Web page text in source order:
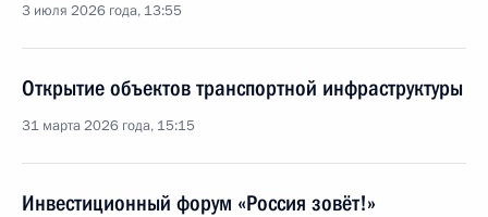
3 июля 2026 года, 13:55
Открытие объектов транспортной инфраструктуры
31 марта 2026 года, 15:15
Инвестиционный форум «Россия зовёт!»